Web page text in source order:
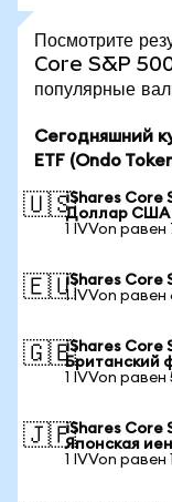
Посмотрите
Core S&P
популярные
Сегодняшний
ETF (Ondo
🇺🇸iShares Core
Доллар США
1 IVVon равен
🇪🇺iShares Core
1 IVVon
🇬🇧iShares Core
Британский
1 IVVon равен
🇯🇵iShares Core
Японская
1 IVVon равен